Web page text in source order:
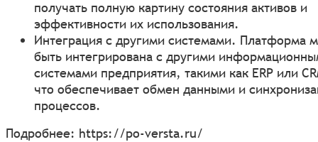
получать полную картину состояния активов и
эффективности их использования.
Интеграция с другими системами. Платформа
быть интегрирована с другими
системами предприятия, такими как ERP или
что обеспечивает обмен данными и
процессов.
Подробнее: https://po-versta.ru/